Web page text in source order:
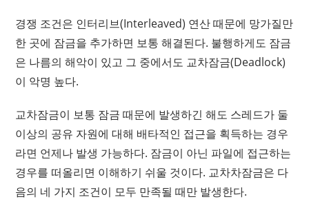
경쟁 조건은 인터리브(Interleaved) 연산 때문에 망가질만
한 곳에 잠금을 추가하면 보통 해결된다. 불행하게도 잠금
은 나름의 해악이 있고 그 중에서도 교차잠금(Deadlock)
이 악명 높다.
교차잠금이 보통 잠금 때문에 발생하긴 해도 스레드가 둘
이상의 공유 자원에 대해 배타적인 접근을 획득하는 경우
라면 언제나 발생 가능하다. 잠금이 아닌 파일에 접근하는
경우를 떠올리면 이해하기 쉬울 것이다. 교차차잠금은 다
음의 네 가지 조건이 모두 만족될 때만 발생한다.